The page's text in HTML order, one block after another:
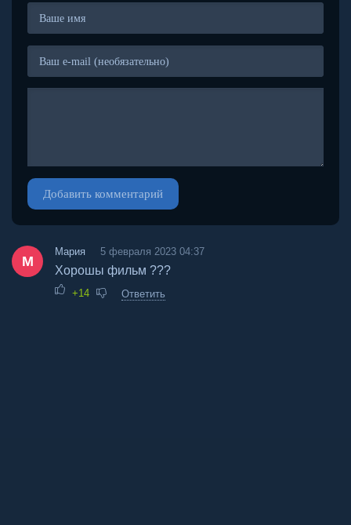
Добавить комментарий
М
Мария 5 февраля 2023 04:37
Хорошы фильм ???
+14 Ответить